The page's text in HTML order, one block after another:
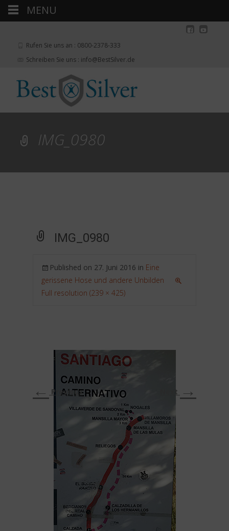
Rufen Sie uns an : 0800-2378-333
Schreiben Sie uns : info@BestSilver.de
IMG_0980
IMG_0980
Published on 27. Juni 2016 in Eine
gerissene Hose und andere Unbilden
Full resolution (239 × 425)
← Previous Next →
MENU